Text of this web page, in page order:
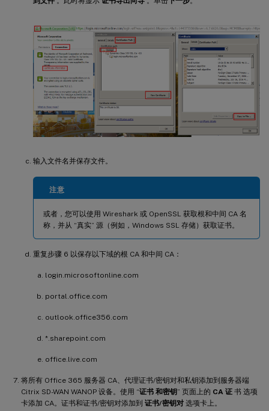
输入文件名并保存文件。
注意
或者，您可以使用 Wireshark 或 OpenSSL 获取根和中间 CA 名
称，并从 “真实” 源（例如，Windows SSL 存储）获取证书。
重复步骤 6 以保存以下域的根 CA 和中间 CA：
login.microsoftonline.com
portal.office.com
outlook.office356.com
*.sharepoint.com
office.live.com
将所有 Office 365 服务器 CA、代理证书/密钥对和私钥添加到服务器端
Citrix SD-WAN WANOP 设备。使用 “证书 和密钥” 页面上的 CA 证 书 选项
卡添加 CA。证书和证书/密钥对添加到 证书/密钥对 选项卡上。